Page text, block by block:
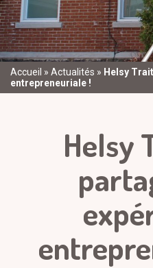
Accueil » Actualités » Helsy
entrepreneuriale !
Helsy